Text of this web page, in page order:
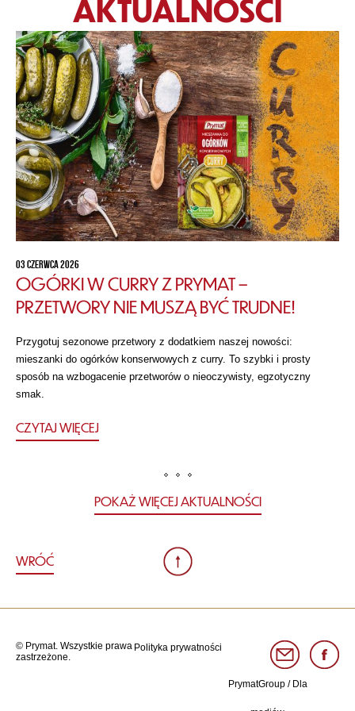
AKTUALNOŚCI
03 CZERWCA 2026
OGÓRKI W CURRY Z PRYMAT –
PRZETWORY NIE MUSZĄ BYĆ TRUDNE!
Przygotuj sezonowe przetwory z dodatkiem naszej nowości:
mieszanki do ogórków konserwowych z curry. To szybki i prosty
sposób na wzbogacenie przetworów o nieoczywisty, egzotyczny
smak.
CZYTAJ WIĘCEJ
POKAŻ WIĘCEJ AKTUALNOŚCI
WRÓĆ
© Prymat. Wszystkie prawa
zastrzeżone.
Polityka prywatności
PrymatGroup / Dla